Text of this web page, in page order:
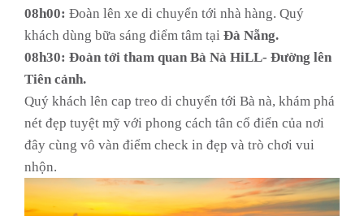
08h00: Đoàn lên xe di chuyển tới nhà hàng. Quý
khách dùng bữa sáng điểm tâm tại Đà Nẵng.
08h30: Đoàn tới tham quan Bà Nà HiLL- Đường lên
Tiên cảnh.
Quý khách lên cap treo di chuyển tới Bà nà, khám phá
nét đẹp tuyệt mỹ với phong cách tân cổ điển của nơi
đây cùng vô vàn điểm check in đẹp và trò chơi vui
nhộn.